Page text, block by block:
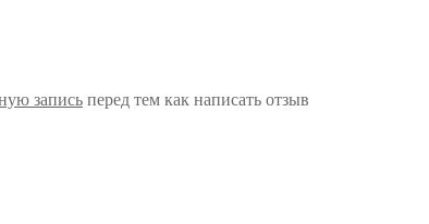
запись перед тем как написать отзыв